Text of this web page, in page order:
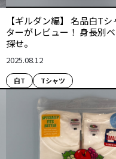
【ギルダン編】 名品白T
ターがレビュー！ 身長別
探せ。
2025.08.12
白T Tシャツ